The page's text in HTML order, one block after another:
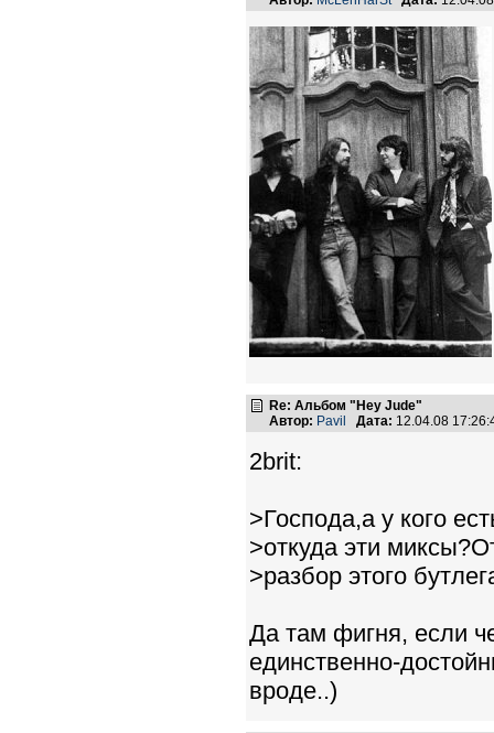
Re: Альбом "Hey Jude"
Автор: Pavil Дата: 12.04.08
2brit:
>Господа,а у кого
>откуда эти
>разбор этого
Да там фигня, если
единственно-
вроде..)